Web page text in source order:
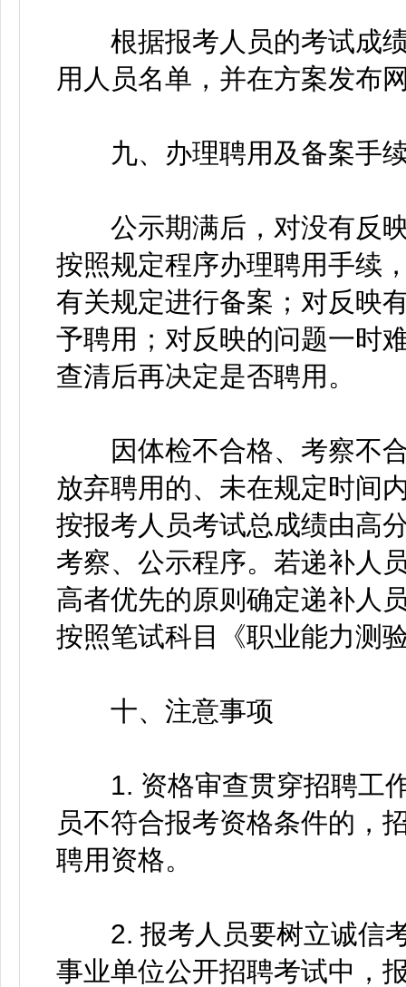
根据报考人员的考试成绩
用人员名单，并在方案发布
九、办理聘用及备案手
公示期满后，对没有反映
按照规定程序办理聘用手续
有关规定进行备案；对反映
予聘用；对反映的问题一时
查清后再决定是否聘用。
因体检不合格、考察不合
放弃聘用的、未在规定时间
按报考人员考试总成绩由高
考察、公示程序。若递补人
高者优先的原则确定递补人
按照笔试科目《职业能力测
十、注意事项
1. 资格审查贯穿招聘工作
员不符合报考资格条件的，
聘用资格。
2. 报考人员要树立诚信考
事业单位公开招聘考试中，